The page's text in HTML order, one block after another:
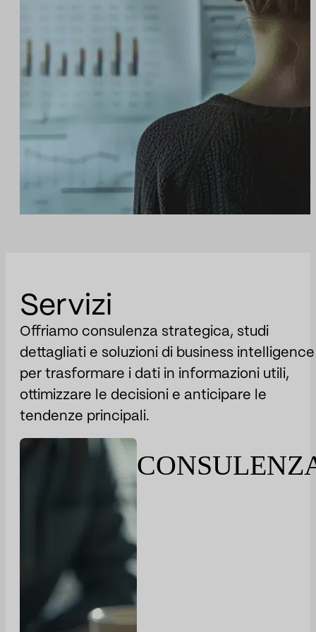
Servizi
Offriamo consulenza strategica, studi
dettagliati e soluzioni di business intelligence
per trasformare i dati in informazioni utili,
ottimizzare le decisioni e anticipare le
tendenze principali.